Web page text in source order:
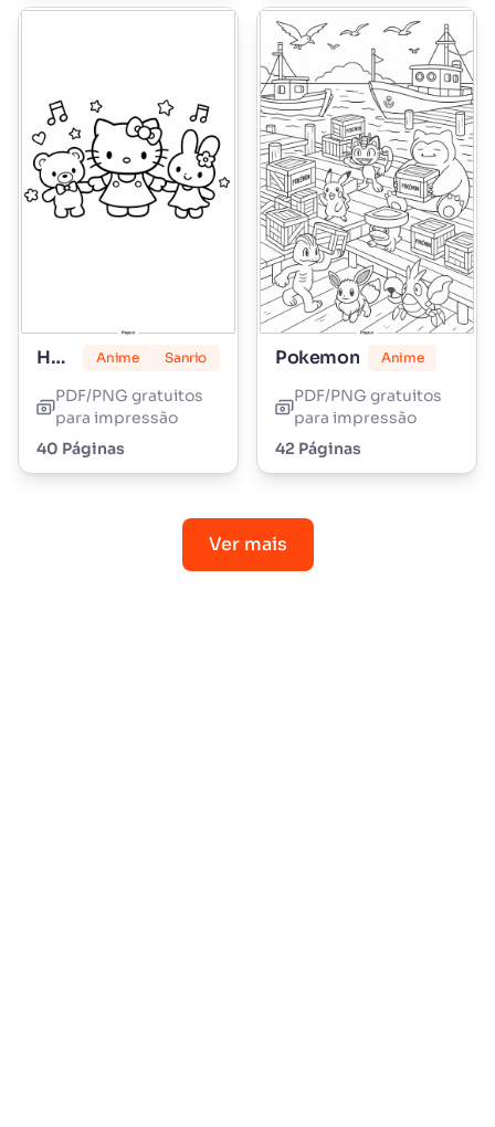
Hello Kitty Anime Sanrio
PDF/PNG gratuitos
para impressão
40 Páginas
Pokemon Anime
PDF/PNG gratuitos
para impressão
42 Páginas
Ver mais